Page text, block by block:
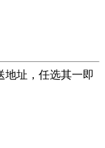
地址，任选其一即